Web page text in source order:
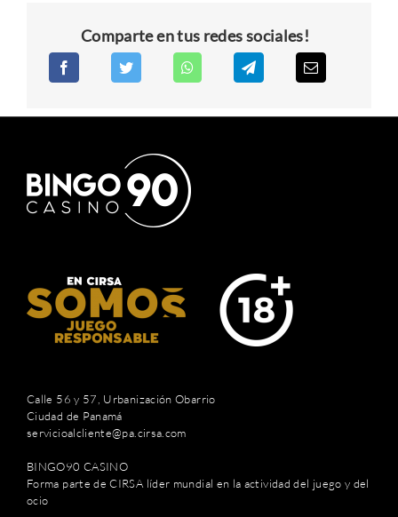
Comparte en tus redes sociales!
Calle 56 y 57, Urbanización Obarrio
Ciudad de Panamá
servicioalcliente@pa.cirsa.com
BINGO90 CASINO
Forma parte de CIRSA líder mundial en la actividad del juego y del
ocio